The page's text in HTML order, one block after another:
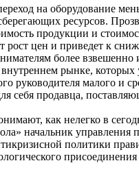
на оборудование
ресурсов.
продукции и
рост цен и приведет к
более взвешенно
рынке,
руководителя малого и
себя продавца,
как нелегко в
начальник
политики
присоединения